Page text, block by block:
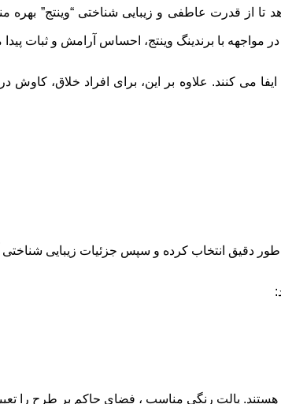
با برندینگ وینتج، احساس آرامش و ثبات پیدا
می‌ کنند. علاوه بر این، برای افراد خلاق، کاوش
دقیق انتخاب کرده و سپس جزئیات زیبایی ‌شناختی
هستند. پالت رنگی مناسب ، فضای حاکم بر طرح را